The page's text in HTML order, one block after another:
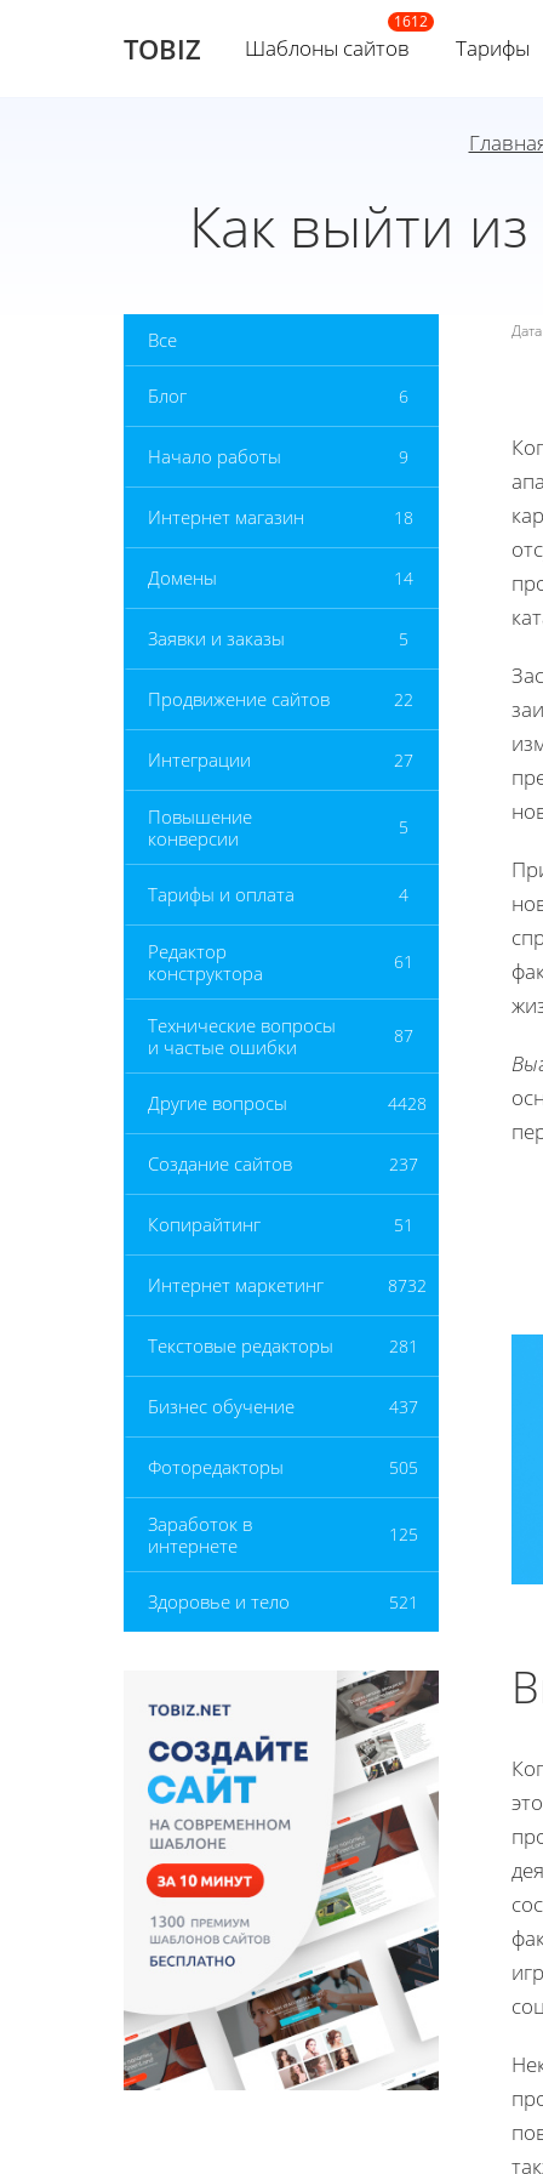
TOBIZ Шаблоны сайтов Тарифы
Как выйти из
Все
Блог 6
Начало работы 9
Интернет магазин 18
Домены 14
Заявки и заказы 5
Продвижение сайтов 22
Интеграции 27
Повышение
конверсии
5
Тарифы и оплата 4
Редактор
конструктора
61
Технические вопросы
и частые ошибки
87
Другие вопросы 4428
Создание сайтов 237
Копирайтинг 51
Интернет маркетинг 8732
Текстовые редакторы 281
Бизнес обучение 437
Фоторедакторы 505
Заработок в
интернете
125
Здоровье и тело 521